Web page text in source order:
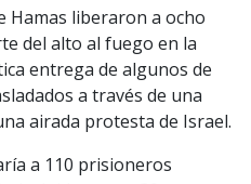
Hamas liberaron a ocho
del alto al fuego en la
entrega de algunos de
a través de una
airada protesta de Israel.
a 110 prisioneros